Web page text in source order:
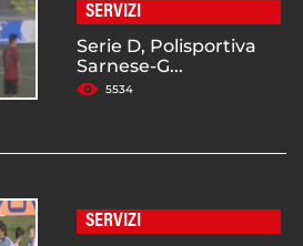
SERVIZI
Serie D, Polisportiva
Sarnese-G...
5534
SERVIZI